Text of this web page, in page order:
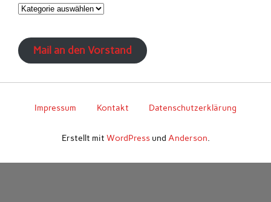
Kategorien
Mail an den Vorstand
Impressum Kontakt Datenschutzerklärung
Erstellt mit WordPressund Anderson